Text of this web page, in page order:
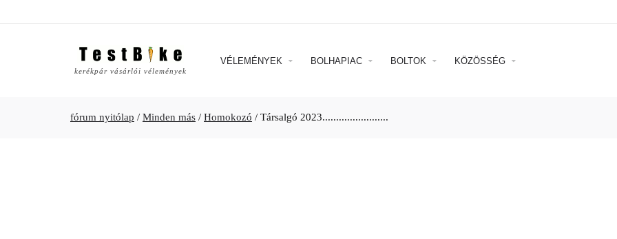
kerékpár vásárlói vélemények
VÉLEMÉNYEK BOLHAPIAC BOLTOK KÖZÖSSÉG
fórum nyitólap / Minden más / Homokozó / Társalgó 2023........................